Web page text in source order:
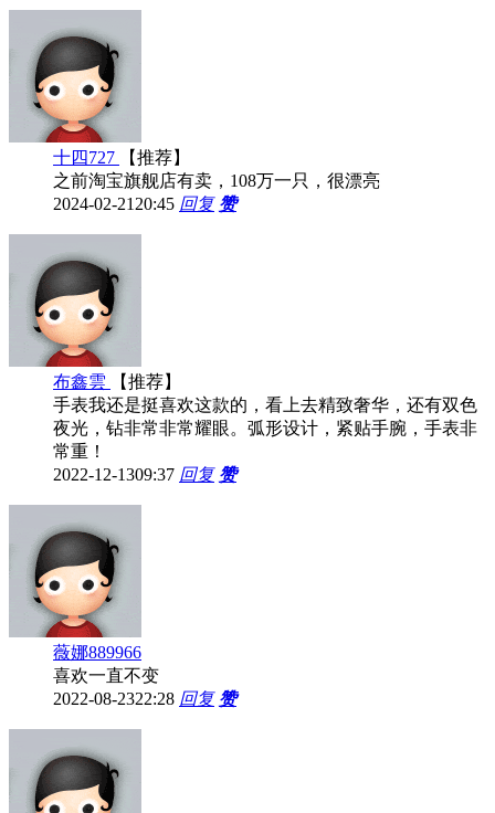
十四727
【推荐】
之前淘宝旗舰店有卖，108万一只，很漂亮
2024-02-21 20:45 回复 赞
布鑫雲
【推荐】
手表我还是挺喜欢这款的，看上去精致奢华，还有双色
夜光，钻非常非常耀眼。弧形设计，紧贴手腕，手表非
常重！
2022-12-1309:37 回复 赞
薇娜889966
喜欢一直不变
2022-08-2322:28 回复 赞